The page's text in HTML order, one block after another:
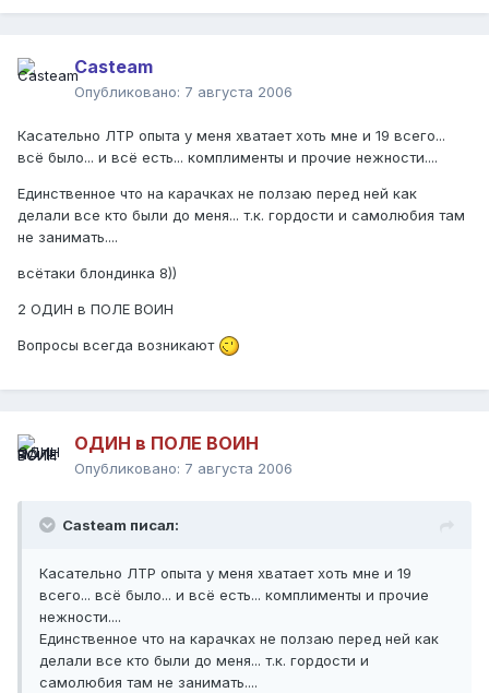
Casteam
Опубликовано: 7 августа 2006
Касательно ЛТР опыта у меня хватает хоть мне и 19 всего...
всё было... и всё есть... комплименты и прочие нежности....
Единственное что на карачках не ползаю перед ней как
делали все кто были до меня... т.к. гордости и самолюбия там
не занимать....
всётаки блондинка 8))
2 ОДИН в ПОЛЕ ВОИН
Вопросы всегда возникают
ОДИН в ПОЛЕ ВОИН
Опубликовано: 7 августа 2006
Casteam писал:
Касательно ЛТР опыта у меня хватает хоть мне и 19
всего... всё было... и всё есть... комплименты и прочие
нежности....
Единственное что на карачках не ползаю перед ней как
делали все кто были до меня... т.к. гордости и
самолюбия там не занимать....